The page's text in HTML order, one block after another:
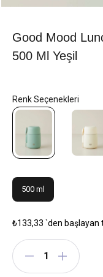
Good Mood
500 Ml Yeşil
500 ml
₺133,33 `den başlayan